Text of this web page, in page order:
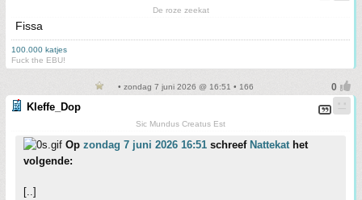
De roze zeekat
Fissa
100.000 katjes
Fuck the EBU!
• zondag 7 juni 2026 @ 16:51 • 166
Kleffe_Dop
Sic Mundus Creatus Est
Op zondag 7 juni 2026 16:51 schreef Nattekathet
volgende:
[..]